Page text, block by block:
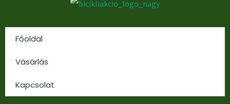
Főoldal
Vásárlás
Kapcsolat